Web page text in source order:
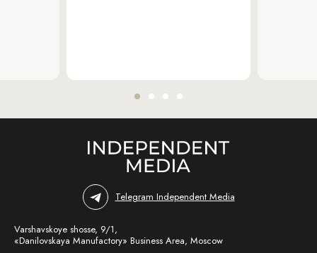
Telegram Independent Media
Varshavskoye shosse, 9/1,
«Danilovskaya Manufactory» Business Area, Moscow